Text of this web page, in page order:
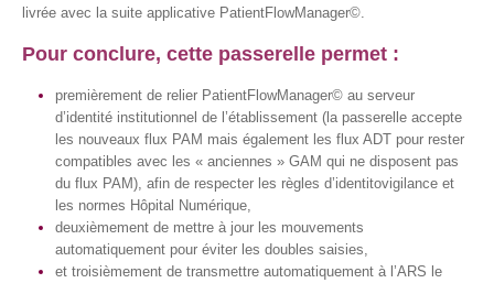
livrée avec la suite applicative PatientFlowManager©.
Pour conclure, cette passerelle permet :
premièrement de relier PatientFlowManager© au serveur
d’identité institutionnel de l’établissement (la passerelle accepte
les nouveaux flux PAM mais également les flux ADT pour rester
compatibles avec les « anciennes » GAM qui ne disposent pas
du flux PAM), afin de respecter les règles d’identitovigilance et
les normes Hôpital Numérique,
deuxièmement de mettre à jour les mouvements
automatiquement pour éviter les doubles saisies,
et troisièmement de transmettre automatiquement à l’ARS le